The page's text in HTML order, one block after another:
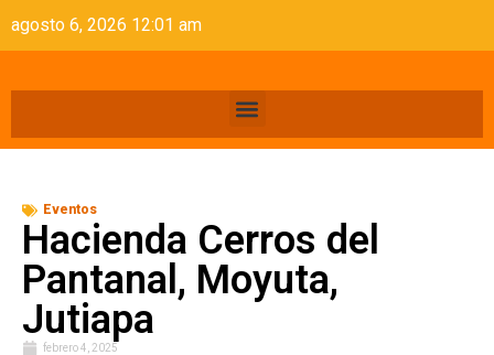
agosto 6, 2026 12:01 am
Eventos
Hacienda Cerros del
Pantanal, Moyuta,
Jutiapa
febrero 4, 2025